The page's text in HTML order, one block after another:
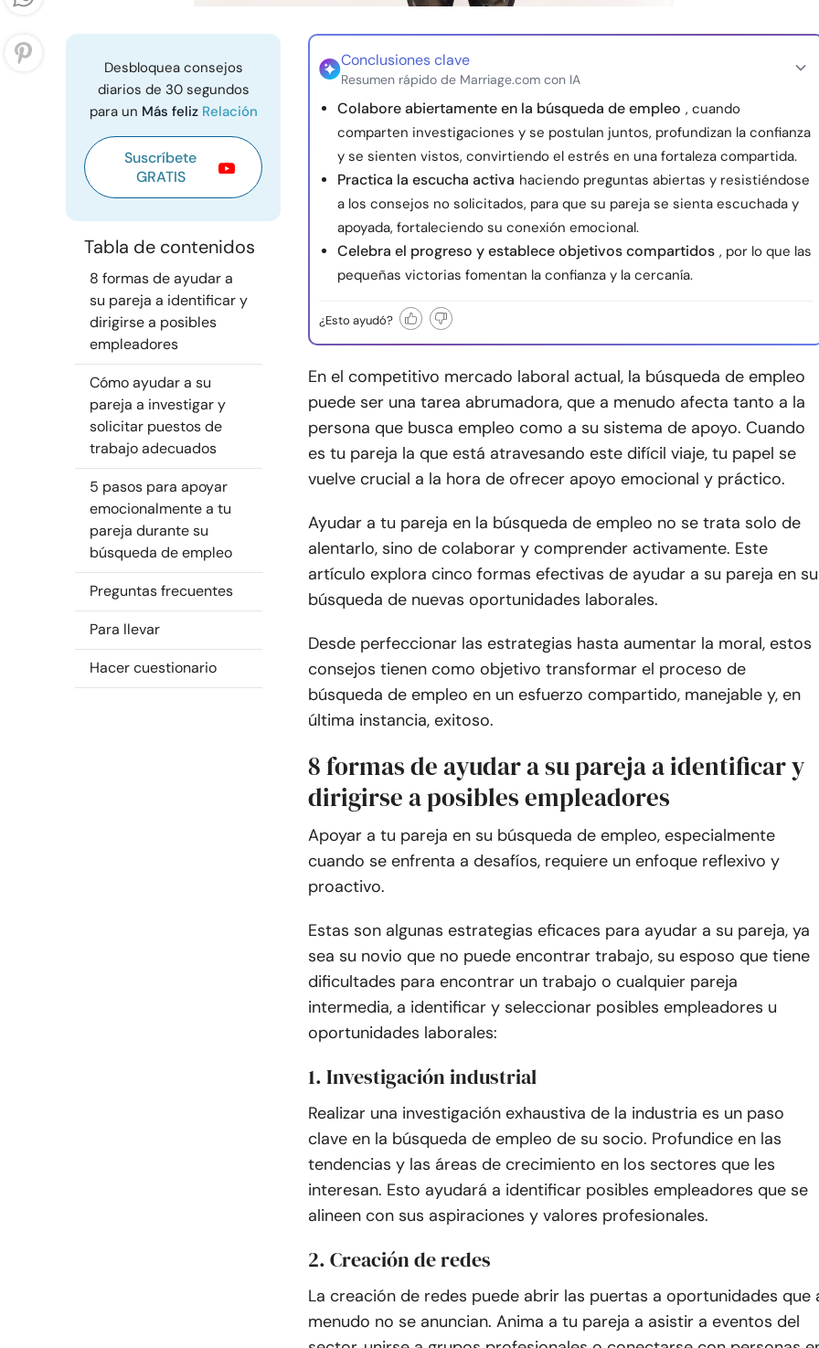
Desbloquea consejos
diarios de 30 segundos
para un Más feliz Relación
Suscríbete
GRATIS
Tabla de contenidos
8 formas de ayudar a
su pareja a identificar y
dirigirse a posibles
empleadores
Cómo ayudar a su
pareja a investigar y
solicitar puestos de
trabajo adecuados
5 pasos para apoyar
emocionalmente a tu
pareja durante su
búsqueda de empleo
Preguntas frecuentes
Para llevar
Hacer cuestionario
Conclusiones clave
Resumen rápido de Marriage.com con IA
Colabore abiertamente en la búsqueda de empleo , cuando
comparten investigaciones y se postulan juntos, profundizan la confianza
y se sienten vistos, convirtiendo el estrés en una fortaleza compartida.
Practica la escucha activa haciendo preguntas abiertas y resistiéndose
a los consejos no solicitados, para que su pareja se sienta escuchada y
apoyada, fortaleciendo su conexión emocional.
Celebra el progreso y establece objetivos compartidos , por lo que las
pequeñas victorias fomentan la confianza y la cercanía.
¿Esto ayudó?
En el competitivo mercado laboral actual, la búsqueda de empleo
puede ser una tarea abrumadora, que a menudo afecta tanto a la
persona que busca empleo como a su sistema de apoyo. Cuando
es tu pareja la que está atravesando este difícil viaje, tu papel se
vuelve crucial a la hora de ofrecer apoyo emocional y práctico.
Ayudar a tu pareja en la búsqueda de empleo no se trata solo de
alentarlo, sino de colaborar y comprender activamente. Este
artículo explora cinco formas efectivas de ayudar a su pareja en su
búsqueda de nuevas oportunidades laborales.
Desde perfeccionar las estrategias hasta aumentar la moral, estos
consejos tienen como objetivo transformar el proceso de
búsqueda de empleo en un esfuerzo compartido, manejable y, en
última instancia, exitoso.
8 formas de ayudar a su pareja a identificar y
dirigirse a posibles empleadores
Apoyar a tu pareja en su búsqueda de empleo, especialmente
cuando se enfrenta a desafíos, requiere un enfoque reflexivo y
proactivo.
Estas son algunas estrategias eficaces para ayudar a su pareja, ya
sea su novio que no puede encontrar trabajo, su esposo que tiene
dificultades para encontrar un trabajo o cualquier pareja
intermedia, a identificar y seleccionar posibles empleadores u
oportunidades laborales:
1. Investigación industrial
Realizar una investigación exhaustiva de la industria es un paso
clave en la búsqueda de empleo de su socio. Profundice en las
tendencias y las áreas de crecimiento en los sectores que les
interesan. Esto ayudará a identificar posibles empleadores que se
alineen con sus aspiraciones y valores profesionales.
2. Creación de redes
La creación de redes puede abrir las puertas a oportunidades que
menudo no se anuncian. Anima a tu pareja a asistir a eventos del